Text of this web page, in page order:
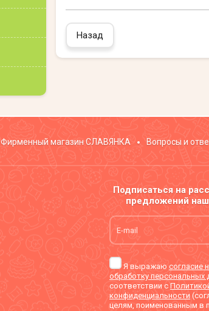
Назад
Фирменный магазин СЛАВЯНКА Вопросы и
Подписаться на
предложений
Я выражаю согласие
обработку персональных
соответствии с
конфиденциальности
целям, поименованным в